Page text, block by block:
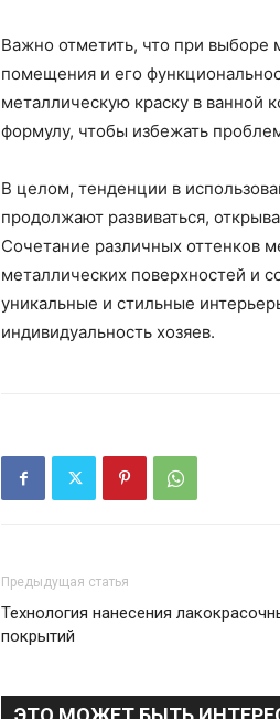
Важно отметить, что при выборе
помещения и его
металлическую краску в ванной
формулу, чтобы избежать
В целом, тенденции в
продолжают развиваться,
Сочетание различных оттенков
металлических поверхностей и
уникальные и стильные
индивидуальность хозяев.
Предыдущая статья
Технология нанесения
покрытий